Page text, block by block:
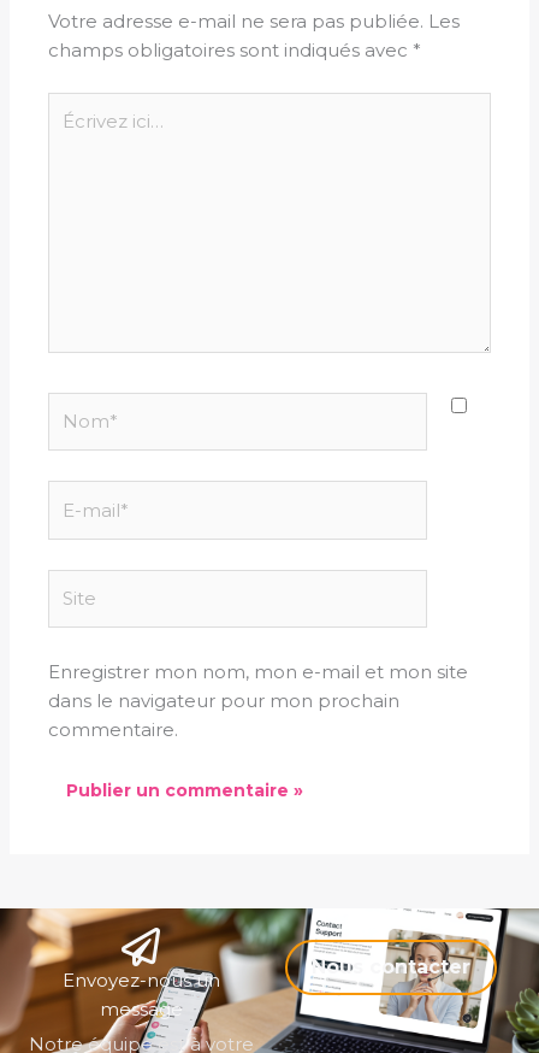
Votre adresse e-mail ne sera pas publiée. Les
champs obligatoires sont indiqués avec *
Écrivez
ici…
mail*
Enregistrer mon nom, mon e-mail et mon site
dans le navigateur pour mon prochain
commentaire.
Envoyez-nous un
message
Notre équipe est à votre
Nous contacter